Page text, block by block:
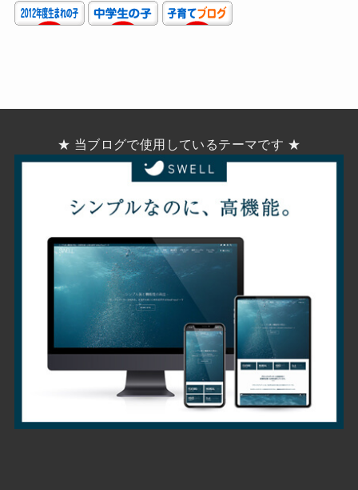
★ 当ブログで使用しているテーマです ★